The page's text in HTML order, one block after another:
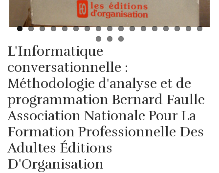
L'Informatique
conversationnelle :
Méthodologie d'analyse et de
programmation Bernard Faulle
Association Nationale Pour La
Formation Professionnelle Des
Adultes Éditions
D'Organisation